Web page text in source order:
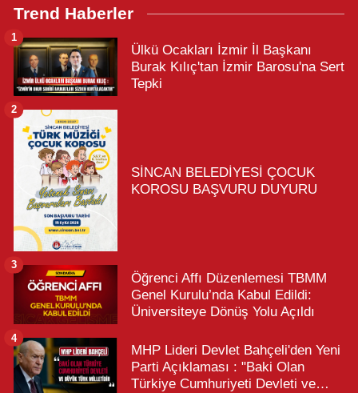
Trend Haberler
Ülkü Ocakları İzmir İl Başkanı
Burak Kılıç'tan İzmir Barosu'na Sert
Tepki
1
SİNCAN BELEDİYESİ ÇOCUK
KOROSU BAŞVURU DUYURU
2
Öğrenci Affı Düzenlemesi TBMM
Genel Kurulu’nda Kabul Edildi:
Üniversiteye Dönüş Yolu Açıldı
3
MHP Lideri Devlet Bahçeli'den Yeni
Parti Açıklaması : "Baki Olan
Türkiye Cumhuriyeti Devleti ve
4